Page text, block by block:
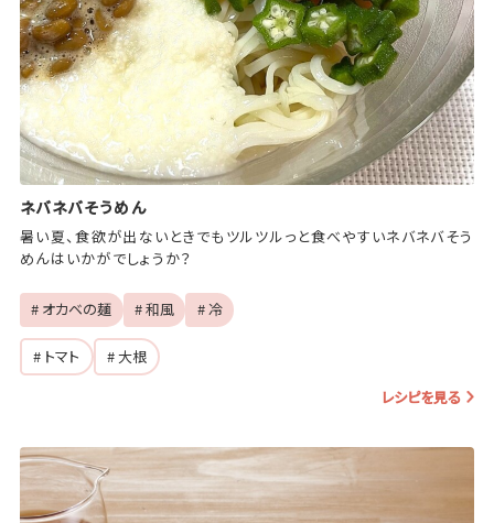
ネバネバそうめん
暑い夏、食欲が出ないときでもツルツルっと食べやすいネバネバそう
めんはいかがでしょうか？
# オカベの麺 # 和風 # 冷
# トマト
# 大根
レシピを見る